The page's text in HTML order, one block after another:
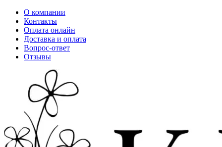
О компании
Контакты
Оплата онлайн
Доставка и оплата
Вопрос-ответ
Отзывы